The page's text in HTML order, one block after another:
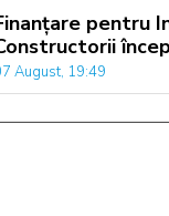
pentru
August, 19:49